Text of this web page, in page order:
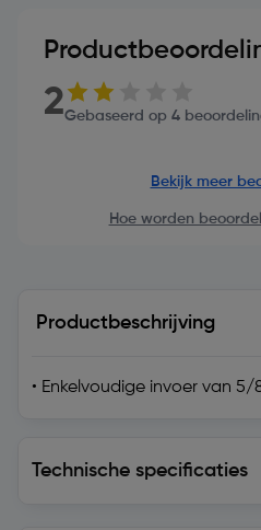
2Gebaseerd op 4
Bekijk meer
Hoe worden
Productbeschrijving
• Enkelvoudige invoer van 5/
Technische specificaties